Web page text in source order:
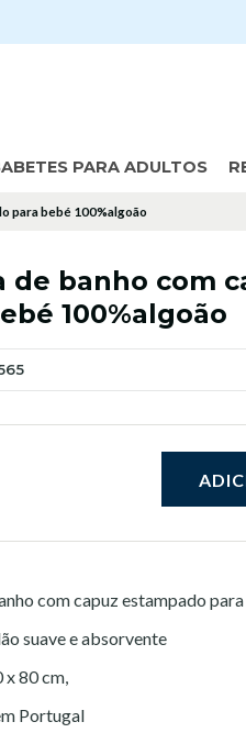
PARA ADULTOS
para bebé 100%algoão
de banho com
100%algoão
com capuz estampado
suave e absorvente
x 80 cm,
Portugal